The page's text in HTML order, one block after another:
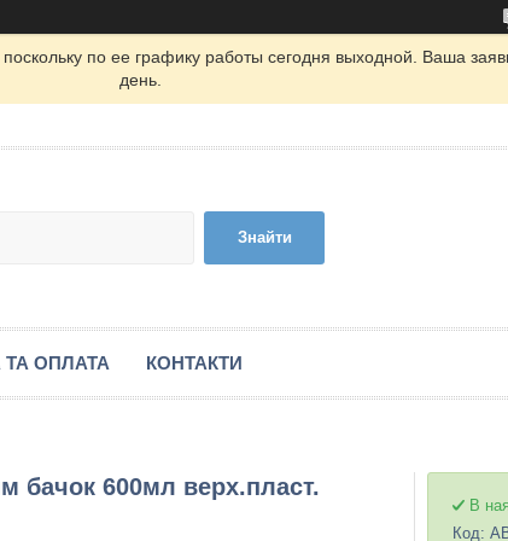
по ее графику работы сегодня выходной. Ваша
день.
Знайти
ОПЛАТА КОНТАКТИ
бачок 600мл верх.пласт.
В
Код: